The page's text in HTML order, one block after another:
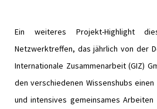
Ein weiteres Projekt-Highlight
Netzwerktreffen, das jährlich von der
Internationale Zusammenarbeit (GIZ)
den verschiedenen Wissenshubs
und intensives gemeinsames Arbeiten